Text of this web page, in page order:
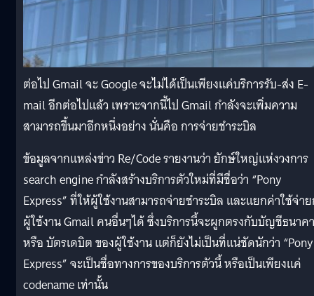
ต่อไป Gmail จะ Google จะไม่ได้เป็นเพียงแค่บริการรับ-ส่ง E-
mail อีกต่อไปแล้ว เพราะจากนี้ไป Gmail กำลังจะเพิ่มความ
สามารถขึ้นมาอีกหนึ่งอย่าง นั่นคือ การจ่ายชำระบิล
ข้อมูลจากแหล่งข่าว Re/Code รายงานว่า ยักษ์ใหญ่แห่งวงการ
search engine กำลังสร้างบริการตัวใหม่ที่มีชื่อว่า “Pony
Express” ที่ให้ผู้ใช้งานสามารถจ่ายชำระบิล และแยกค่าใช้จ่า
ผู้ใช้งาน Gmail คนอื่นๆได้ ซึ่งบริการนี้จะผูกตรงกับบัญชีธนาค
หรือ บัตรเดบิต ของผู้ใช้งาน แต่ก็ยังไม่เป็นที่แน่ชัดนักว่า “Pony
Express” จะเป็นชื่อทางการของบริการตัวนี้ หรือเป็นเพียงแค่
codename เท่านั้น